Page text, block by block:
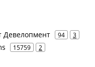
Девелопмент 94 3
15759 2